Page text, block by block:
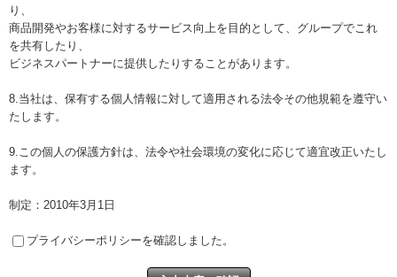
り、
商品開発やお客様に対するサービス向上を目的として、グループでこれ
を共有したり、
ビジネスパートナーに提供したりすることがあります。
8.当社は、保有する個人情報に対して適用される法令その他規範を遵守い
たします。
9.この個人の保護方針は、法令や社会環境の変化に応じて適宜改正いたし
ます。
制定：2010年3月1日
プライバシーポリシーを確認しました。